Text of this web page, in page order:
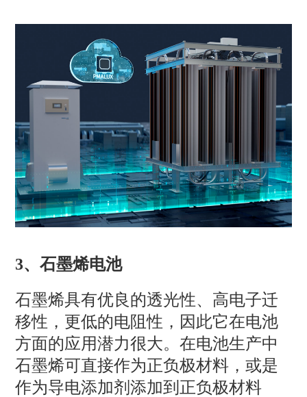
3、石墨烯电池
石墨烯具有优良的透光性、高电子迁
移性，更低的电阻性，因此它在电池
方面的应用潜力很大。在电池生产中
石墨烯可直接作为正负极材料，或是
作为导电添加剂添加到正负极材料